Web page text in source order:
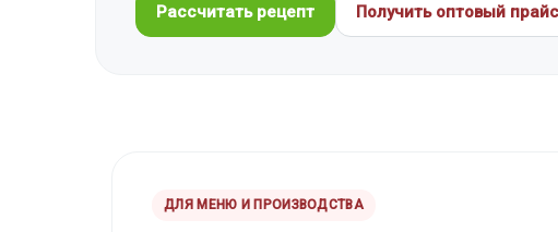
Рассчитать рецепт Получить оптовый прайс
ДЛЯ МЕНЮ И ПРОИЗВОДСТВА